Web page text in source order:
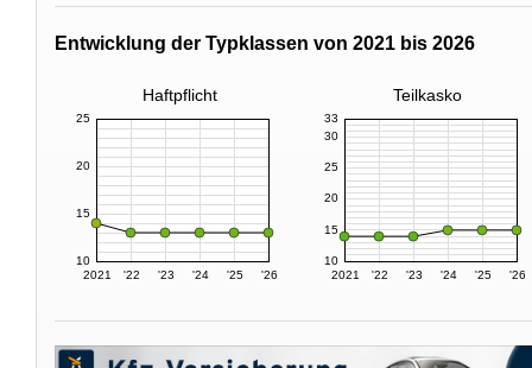
Entwicklung der Typklassen von 2021 bis 2026
Haftpflicht Teilkasko
2021 '22 '23 '24 '25 '26
10
15
20
25
2021 '22 '23 '24 '25 '26
10
15
20
25
30
33